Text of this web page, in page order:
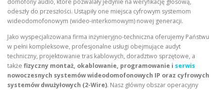
domofony audio, które pozwalały jedynie na weryfikację głosową,
odeszły do przeszłości. Ustąpiły one miejsca cyfrowym systemom
wideodomofonowym (wideo-interkomowym) nowej generacji.
Jako wyspecjalizowana firma inżynieryjno-techniczna oferujemy Państwu
w pełni kompleksowe, profesjonalne usługi obejmujące audyt
techniczny, projektowanie tras kablowych, doradztwo sprzętowe, a
także fizyczny montaż, okablowanie, programowanie i serwis
nowoczesnych systemów wideodomofonowych IP oraz cyfrowych
systemów dwużyłowych (2-Wire). Nasz główny obszar operacyjny